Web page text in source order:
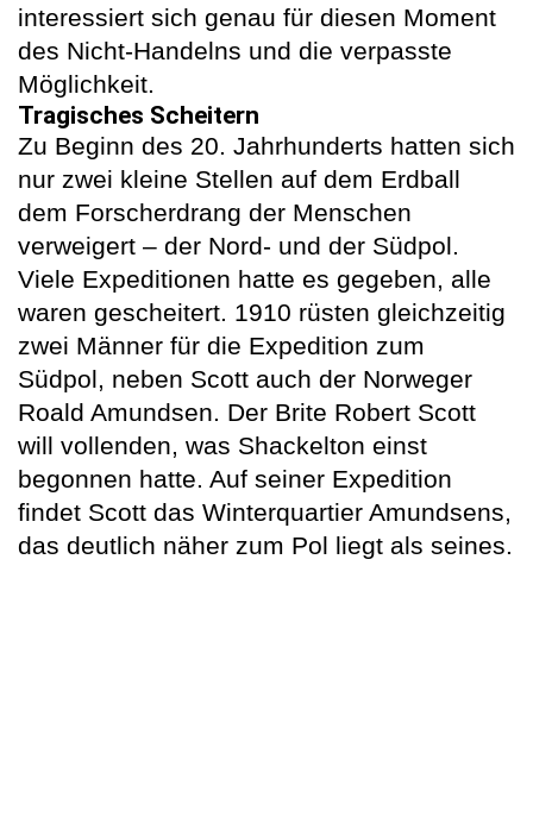
interessiert sich genau für diesen Moment
des Nicht-Handelns und die verpasste
Möglichkeit.
Tragisches Scheitern
Zu Beginn des 20. Jahrhunderts hatten sich
nur zwei kleine Stellen auf dem Erdball
dem Forscherdrang der Menschen
verweigert – der Nord- und der Südpol.
Viele Expeditionen hatte es gegeben, alle
waren gescheitert. 1910 rüsten gleichzeitig
zwei Männer für die Expedition zum
Südpol, neben Scott auch der Norweger
Roald Amundsen. Der Brite Robert Scott
will vollenden, was Shackelton einst
begonnen hatte. Auf seiner Expedition
findet Scott das Winterquartier Amundsens,
das deutlich näher zum Pol liegt als seines.